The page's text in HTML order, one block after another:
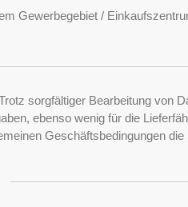
Gewerbegebiet /
sorgfältiger Bearbeitung von
ebenso wenig für die
Geschäftsbedingungen